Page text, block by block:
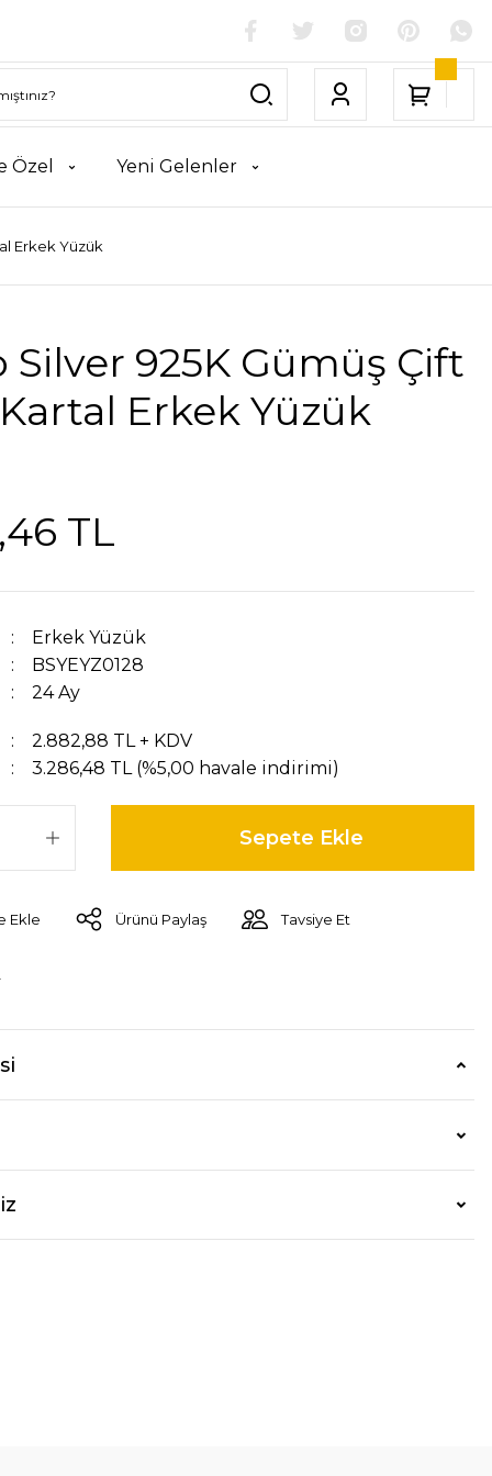
Özel Yeni Gelenler
Erkek Yüzük
Silver 925K Gümüş Çift
Kartal Erkek Yüzük
TL
Erkek Yüzük
BSYEYZ0128
24 Ay
2.882,88 TL + KDV
3.286,48 TL (%5,00 havale indirimi)
Sepete Ekle
Ürünü Paylaş Tavsiye Et